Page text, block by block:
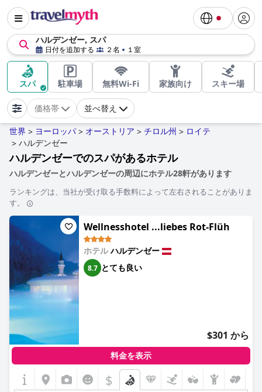
ハルデンゼー, スパ
日付を追加する ２名 １室
スパ 駐車場 無料Wi-Fi 家族向け スキー場
価格帯 並べ替え
世界 > ヨーロッパ > オーストリア > チロル州 > ロイテ
> ハルデンゼー
ハルデンゼーでのスパがあるホテル
ハルデンゼーとハルデンゼーの周辺にホテル28軒があります
ランキングは、当社が受け取る手数料によって左右されることがありま
す。
Wellnesshotel ...liebes Rot-Flüh
ホテルハルデンゼー
8.7 とても良い
$301 から
料金を表示
$